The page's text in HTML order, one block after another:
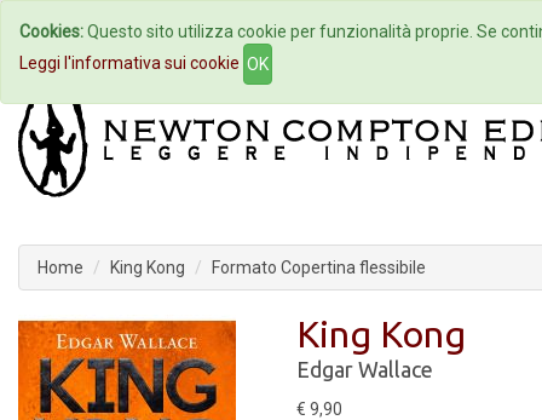
Home Autori Eventi
Home King Kong Formato Copertina flessibile
King Kong
Edgar Wallace
€ 9,90
Cookies:Questo sito utilizza cookie per funzionalità proprie. Se
Leggi l'informativa sui cookie OK